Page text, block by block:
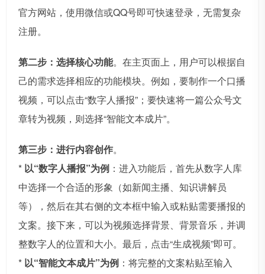
官方网站，使用微信或QQ号即可快速登录，无需复杂
注册。
第二步：选择核心功能。在主页面上，用户可以根据自
己的需求选择相应的功能模块。例如，要制作一个口播
视频，可以点击“数字人播报”；要快速将一篇公众号文
章转为视频，则选择“智能文本成片”。
第三步：进行内容创作。
* 以“数字人播报”为例 ：进入功能后，首先从数字人库
中选择一个合适的形象（如新闻主播、知识讲解员
等），然后在其右侧的文本框中输入或粘贴需要播报的
文案。接下来，可以为视频选择背景、背景音乐，并调
整数字人的位置和大小。最后，点击“生成视频”即可。
* 以“智能文本成片”为例 ：将完整的文案粘贴至输入